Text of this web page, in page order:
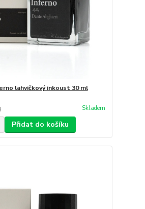
lahvičkový inkoust 30 ml
Skladem
Přidat do košíku